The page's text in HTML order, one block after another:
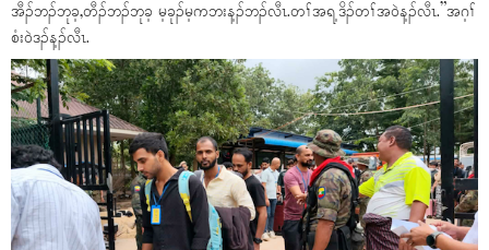
အီၣ်ဘၣ်ဘုခ့,တီၣ်ဘၣ်ဘုခ့ မ့ခုၣ်မ့ကဘးန့ၣ်ဘၣ်လီၤ.တၢ်အရ့ဒိၣ်တၢ်အဝဲန့ၣ်လီၤ.”အဂ့ၢ်
စံးဝဲဒၣ်န့ၣ်လီၤ.